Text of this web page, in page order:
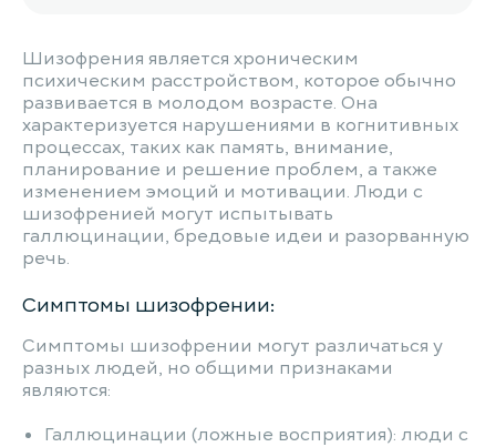
Шизофрения является хроническим
психическим расстройством, которое обычно
развивается в молодом возрасте. Она
характеризуется нарушениями в когнитивных
процессах, таких как память, внимание,
планирование и решение проблем, а также
изменением эмоций и мотивации. Люди с
шизофренией могут испытывать
галлюцинации, бредовые идеи и разорванную
речь.
Симптомы шизофрении:
Симптомы шизофрении могут различаться у
разных людей, но общими признаками
являются:
Галлюцинации (ложные восприятия): люди с